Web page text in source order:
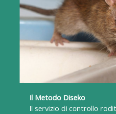
Il Metodo Diseko
Il servizio di controllo